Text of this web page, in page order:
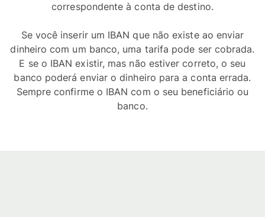
correspondente à conta de destino.
Se você inserir um IBAN que não existe ao enviar
dinheiro com um banco, uma tarifa pode ser cobrada.
E se o IBAN existir, mas não estiver correto, o seu
banco poderá enviar o dinheiro para a conta errada.
Sempre confirme o IBAN com o seu beneficiário ou
banco.